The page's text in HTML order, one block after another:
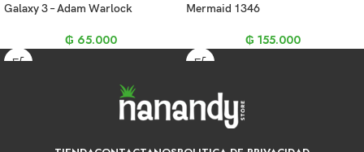
Galaxy 3 – Adam Warlock
₲ 65.000
Mermaid 1346
₲ 155.000